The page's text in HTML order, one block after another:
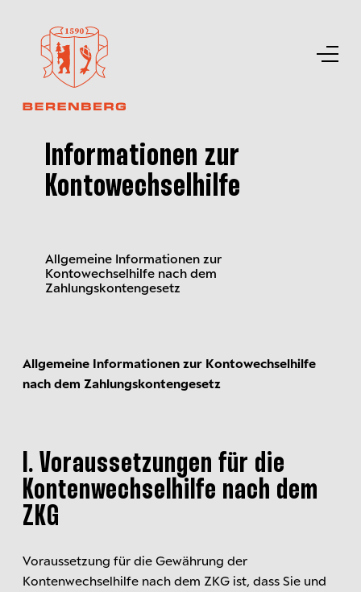
Allgemeine Informationen zur
Kontowechselhilfe nach dem
Zahlungskontengesetz
Informationen zur
Kontowechselhilfe
Allgemeine Informationen zur Kontowechselhilfe
nach dem Zahlungskontengesetz
I. Voraussetzungen für die
Kontenwechselhilfe nach dem
ZKG
Voraussetzung für die Gewährung der
Kontenwechselhilfe nach dem ZKG ist, dass Sie und